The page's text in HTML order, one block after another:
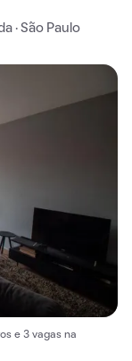
· São Paulo
e 3 vagas na